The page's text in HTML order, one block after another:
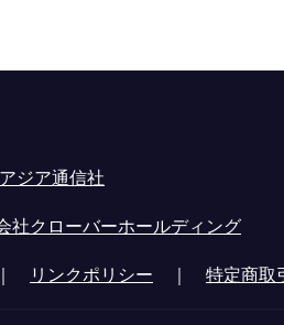
ジア通信社
社クローバーホールディング
リンクポリシー ｜ 特定商取